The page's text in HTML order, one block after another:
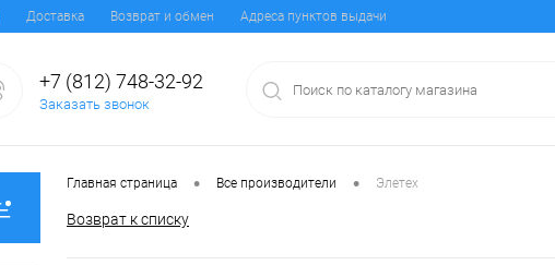
Доставка Возврат и обмен Адреса пунктов выдачи
+7 (812) 748-32-92
Заказать звонок
Главная страница • Все производители • Элетех
Возврат к списку